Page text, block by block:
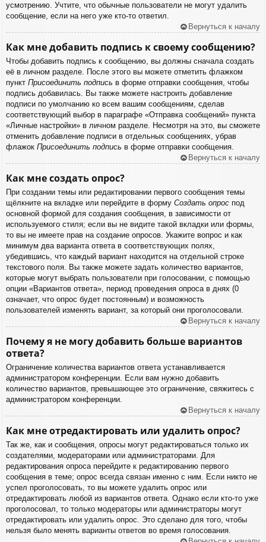
усмотрению. Учтите, что обычные пользователи не могут удалить
сообщение, если на него уже кто-то ответил.
Вернуться к началу
Как мне добавить подпись к своему сообщению?
Чтобы добавить подпись к сообщению, вы должны сначала создать
её в личном разделе. После этого вы можете отметить флажком
пункт Присоединить подпись в форме отправки сообщения, чтобы
подпись добавилась. Вы также можете настроить добавление
подписи по умолчанию ко всем вашим сообщениям, сделав
соответствующий выбор в параграфе «Отправка сообщений» пункта
«Личные настройки» в личном разделе. Несмотря на это, вы сможете
отменить добавление подписи в отдельных сообщениях, убрав
флажок Присоединить подпись в форме отправки сообщения.
Вернуться к началу
Как мне создать опрос?
При создании темы или редактировании первого сообщения темы
щёлкните на вкладке или перейдите в форму Создать опрос под
основной формой для создания сообщения, в зависимости от
используемого стиля; если вы не видите такой вкладки или формы,
то вы не имеете прав на создание опросов. Укажите вопрос и как
минимум два варианта ответа в соответствующих полях,
убедившись, что каждый вариант находится на отдельной строке
текстового поля. Вы также можете задать количество вариантов,
которые могут выбрать пользователи при голосовании, с помощью
опции «Вариантов ответа», период проведения опроса в днях (0
означает, что опрос будет постоянным) и возможность
пользователей изменять вариант, за который они проголосовали.
Вернуться к началу
Почему я не могу добавить больше вариантов
ответа?
Ограничение количества вариантов ответа устанавливается
администратором конференции. Если вам нужно добавить
количество вариантов, превышающее это ограничение, свяжитесь с
администратором конференции.
Вернуться к началу
Как мне отредактировать или удалить опрос?
Так же, как и сообщения, опросы могут редактироваться только их
создателями, модераторами или администраторами. Для
редактирования опроса перейдите к редактированию первого
сообщения в теме; опрос всегда связан именно с ним. Если никто не
успел проголосовать, то вы можете удалить опрос или
отредактировать любой из вариантов ответа. Однако если кто-то уже
проголосовал, то только модераторы или администраторы могут
отредактировать или удалить опрос. Это сделано для того, чтобы
нельзя было менять варианты ответов во время голосования.